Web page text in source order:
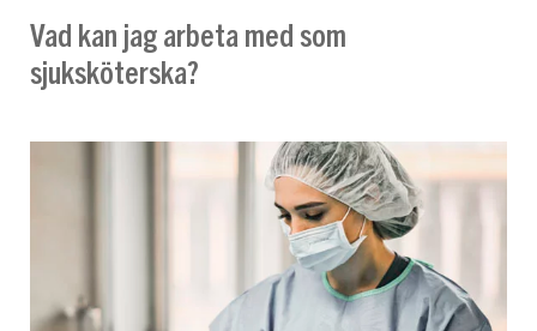
Vad kan jag arbeta med som
sjuksköterska?